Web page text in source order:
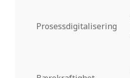
Prosessdigitalisering